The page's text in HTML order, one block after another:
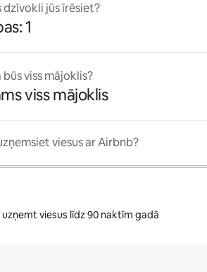
jūs īrēsiet?
1
viss mājoklis?
viss mājoklis
viesus ar Airbnb?
uzņemt viesus līdz 90 naktīm gadā